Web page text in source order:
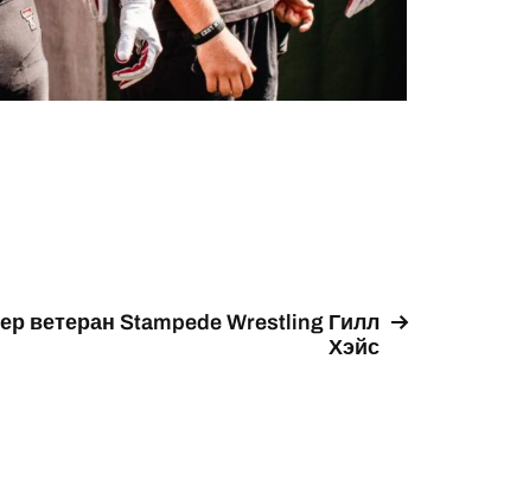
ветеран Stampede Wrestling Гилл
Хэйс